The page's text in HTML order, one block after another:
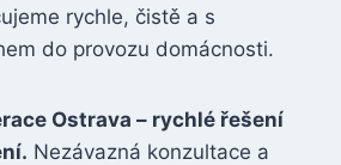
rychle, čistě a s
do provozu domácnosti.
Ostrava – rychlé řešení
Nezávazná konzultace a